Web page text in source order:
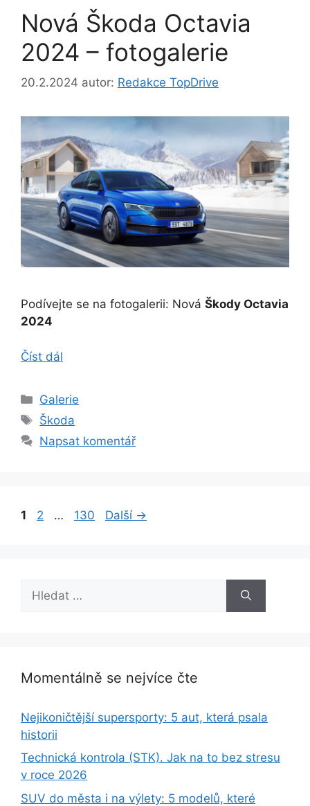
Nová Škoda Octavia
2024 – fotogalerie
20.2.2024 autor: Redakce TopDrive
Podívejte se na fotogalerii: Nová Škody Octavia
2024
Číst dál
Rubriky
Galerie
Štítky
Škoda
Napsat komentář
Stránka
1 Stránka
2 … Stránka
130 Další →
Momentálně se nejvíce čte
Nejikoničtější supersporty: 5 aut, která psala
historii
Technická kontrola (STK). Jak na to bez stresu
v roce 2026
SUV do města i na výlety: 5 modelů, které